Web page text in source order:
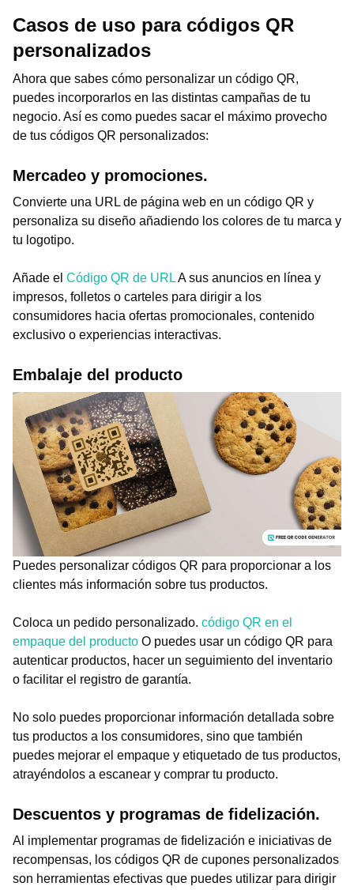
Casos de uso para códigos QR
personalizados
Ahora que sabes cómo personalizar un código QR,
puedes incorporarlos en las distintas campañas de tu
negocio. Así es como puedes sacar el máximo provecho
de tus códigos QR personalizados:
Mercadeo y promociones.
Convierte una URL de página web en un código QR y
personaliza su diseño añadiendo los colores de tu marca y
tu logotipo.
Añade el Código QR de URLA sus anuncios en línea y
impresos, folletos o carteles para dirigir a los
consumidores hacia ofertas promocionales, contenido
exclusivo o experiencias interactivas.
Embalaje del producto
Puedes personalizar códigos QR para proporcionar a los
clientes más información sobre tus productos.
Coloca un pedido personalizado. código QR en el
empaque del producto O puedes usar un código QR para
autenticar productos, hacer un seguimiento del inventario
o facilitar el registro de garantía.
No solo puedes proporcionar información detallada sobre
tus productos a los consumidores, sino que también
puedes mejorar el empaque y etiquetado de tus productos,
atrayéndolos a escanear y comprar tu producto.
Descuentos y programas de fidelización.
Al implementar programas de fidelización e iniciativas de
recompensas, los códigos QR de cupones personalizados
son herramientas efectivas que puedes utilizar para dirigir